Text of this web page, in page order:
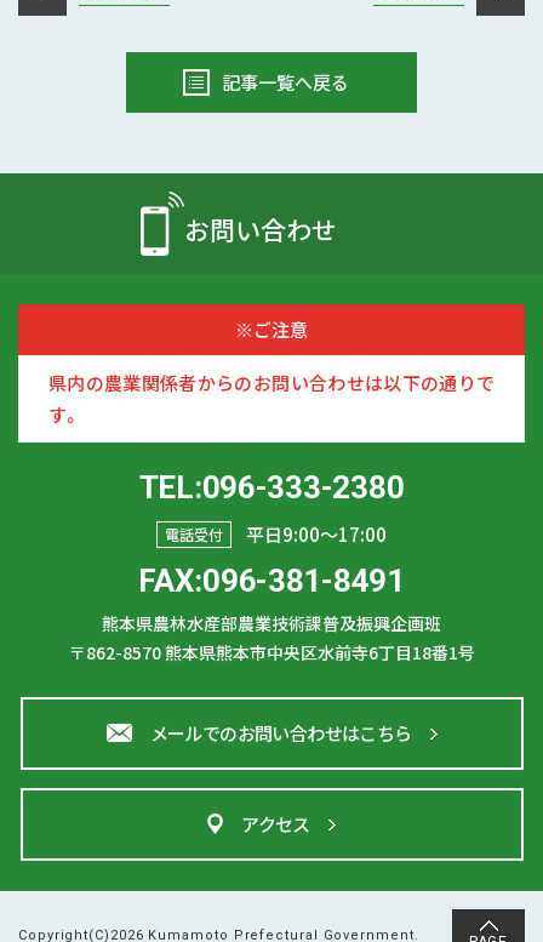
記事一覧へ戻る
お問い合わせ
※ご注意
県内の農業関係者からのお問い合わせは以下の通りで
す。
TEL:096-333-2380
電話受付 平日9:00〜17:00
FAX:096-381-8491
熊本県農林水産部農業技術課普及振興企画班
〒862-8570熊本県熊本市中央区水前寺6丁目18番1号
メールでのお問い合わせはこちら
アクセス
Copyright(C)2026 Kumamoto Prefectural Government.